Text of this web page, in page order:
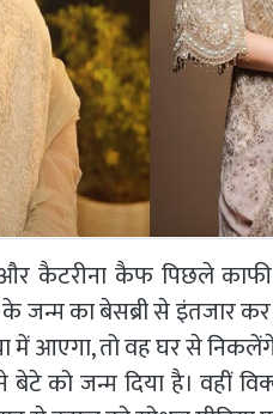
और कैटरीना कैफ पिछले
का बेसब्री से इंतजार
में आएगा, तो वह घर से
बेटे को जन्म दिया है। वहीं